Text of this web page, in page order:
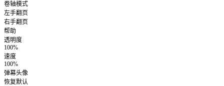
卷轴模式
左手翻页
右手翻页
帮助
透明度
100%
速度
100%
弹幕头像
恢复默认